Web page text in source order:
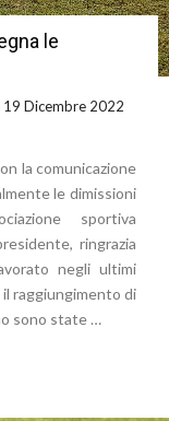
le
19 Dicembre 2022
la comunicazione
le dimissioni
sportiva
ringrazia
negli ultimi
raggiungimento di
sono state …